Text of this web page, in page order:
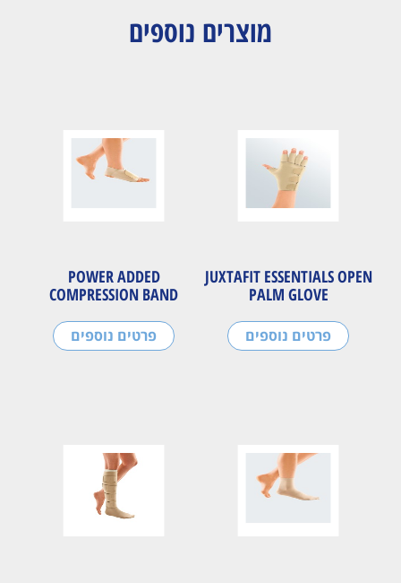
מוצרים נוספים
JUXTAFIT ESSENTIALS OPEN
PALM GLOVE
פרטים נוספים
POWER ADDED
COMPRESSION BAND
פרטים נוספים